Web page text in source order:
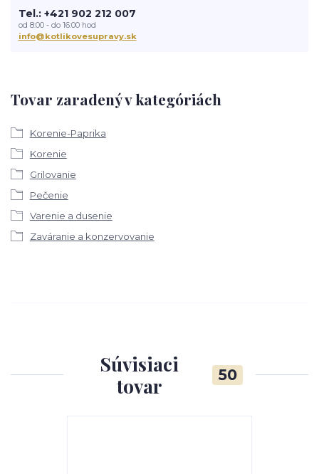
Tovar zaradený v kategóriách
Korenie-Paprika
Korenie
Grilovanie
Pečenie
Varenie a dusenie
Zaváranie a konzervovanie
Tel.: +421 902 212 007
od 8:00 - do 16:00 hod
info@kotlikovesupravy.sk
Súvisiaci
tovar
50